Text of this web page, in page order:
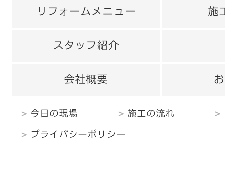
リフォームメニュー 施
スタッフ紹介
会社概要
今日の現場 施工の流れ
プライバシーポリシー